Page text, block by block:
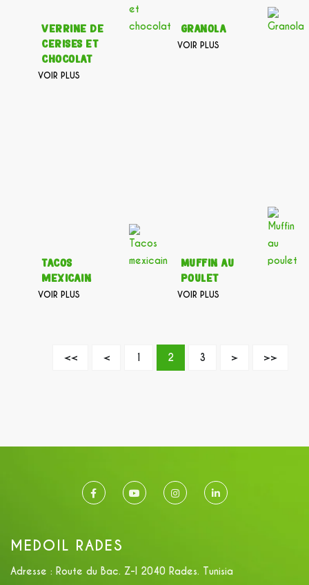
Verrine de
cerises et
chocolat
VOIR PLUS
Granola
VOIR PLUS
Tacos
mexicain
VOIR PLUS
Muffin au
poulet
VOIR PLUS
<< < 1 2 3 > >>
MEDOIL RADES
Adresse : Route du Bac. Z-I 2040 Rades. Tunisia